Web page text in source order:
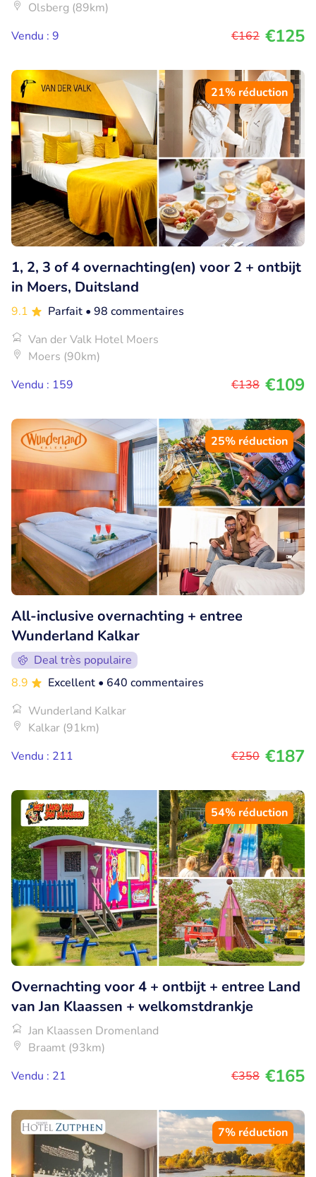
Olsberg (89km)
Vendu : 9
€162 €125
21% réduction
1, 2, 3 of 4 overnachting(en) voor 2 + ontbijt
in Moers, Duitsland
9.1 Parfait • 98 commentaires
Van der Valk Hotel Moers
Moers (90km)
Vendu : 159
€138 €109
25% réduction
All-inclusive overnachting + entree
Wunderland Kalkar
Deal très populaire
8.9
Excellent • 640 commentaires
Wunderland Kalkar
Kalkar (91km)
Vendu : 211
€250 €187
54% réduction
Overnachting voor 4 + ontbijt + entree Land
van Jan Klaassen + welkomstdrankje
Jan Klaassen Dromenland
Braamt (93km)
Vendu : 21
€358 €165
7% réduction